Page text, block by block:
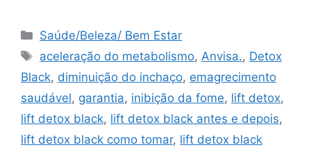
Categorias
Saúde/Beleza/ Bem Estar
Tags
aceleração do metabolismo, Anvisa., Detox
Black, diminuição do inchaço, emagrecimento
saudável, garantia, inibição da fome, lift detox,
lift detox black, lift detox black antes e depois,
lift detox black como tomar, lift detox black